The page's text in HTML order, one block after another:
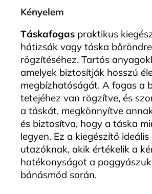
Kényelem
Táskafogas praktikus
hátizsák vagy táska bőröndre
rögzítéséhez. Tartós
amelyek biztosítják hosszú
megbízhatóságát. A fogas a
tetejéhez van rögzítve, és
a táskát, megkönnyítve
és biztosítva, hogy a táska
legyen. Ez a kiegészítő
utazóknak, akik értékelik a
hatékonyságot a
bánásmód során.